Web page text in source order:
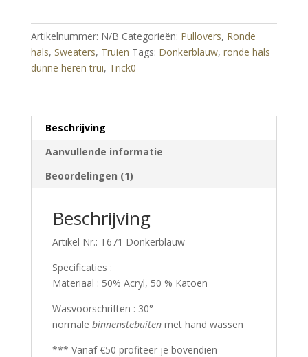
Donkerblauw
aantal
Artikelnummer: N/B Categorieën: Pullovers, Ronde
hals, Sweaters, Truien Tags: Donkerblauw, ronde hals
dunne heren trui, Trick0
Beschrijving
Aanvullende informatie
Beoordelingen (1)
Beschrijving
Artikel Nr.: T671 Donkerblauw
Specificaties :
Materiaal : 50% Acryl, 50 % Katoen
Wasvoorschriften : 30°
normale binnenstebuiten met hand wassen
*** Vanaf €50 profiteer je bovendien